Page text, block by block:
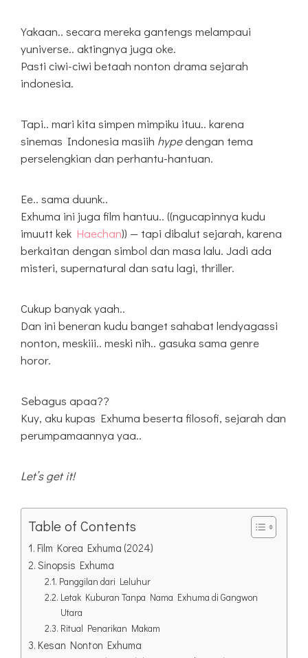
Yakaan.. secara mereka gantengs melampaui
yuniverse.. aktingnya juga oke.
Pasti ciwi-ciwi betaah nonton drama sejarah
indonesia.
Tapi.. mari kita simpen mimpiku ituu.. karena
sinemas Indonesia masiih hypedengan tema
perselengkian dan perhantu-hantuan.
Ee.. sama duunk..
Exhuma ini juga film hantuu.. ((ngucapinnya kudu
imuutt kek Haechan)) — tapi dibalut sejarah, karena
berkaitan dengan simbol dan masa lalu. Jadi ada
misteri, supernatural dan satu lagi, thriller.
Cukup banyak yaah..
Dan ini beneran kudu banget sahabat lendyagassi
nonton, meskiii.. meski nih.. gasuka sama genre
horor.
Sebagus apaa??
Kuy, aku kupas Exhuma beserta filosofi, sejarah dan
perumpamaannya yaa..
Let’s get it!
Table of Contents
Film Korea Exhuma (2024)
Sinopsis Exhuma
Panggilan dari Leluhur
Letak Kuburan Tanpa Nama Exhuma di Gangwon
Utara
Ritual Penarikan Makam
Kesan Nonton Exhuma